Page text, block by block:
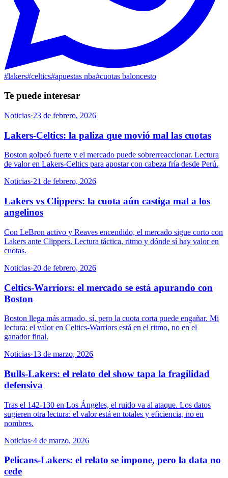
#lakers#celtics#apuestas nba#cuotas baloncesto
Te puede interesar
Noticias·23 de febrero, 2026
Lakers-Celtics: la paliza que movió mal las cuotas
Boston golpeó fuerte y el mercado puede sobrerreaccionar. Lectura
de valor en Lakers-Celtics para apostar con cabeza fría desde Perú.
Noticias·21 de febrero, 2026
Lakers vs Clippers: la cuota aún castiga mal a los
angelinos
Con LeBron activo y Reaves encendido, el mercado sigue corto con
Lakers ante Clippers. Lectura táctica, ritmo y dónde sí hay valor en
cuotas.
Noticias·20 de febrero, 2026
Celtics-Warriors: el mercado se está apurando con
Boston
Boston llega más armado, sí, pero la cuota corta puede engañar. Mi
lectura: el valor en Celtics-Warriors está en el ritmo, no en el
ganador final.
Noticias·13 de marzo, 2026
Bulls-Lakers: el relato del show tapa la fragilidad
defensiva
Tras el 142-130 en Los Ángeles, el ruido va al ataque. Los datos
sugieren otra lectura: el valor está en totales y eficiencia, no en
nombres.
Noticias·4 de marzo, 2026
Pelicans-Lakers: el relato se impone, pero la data no
cede